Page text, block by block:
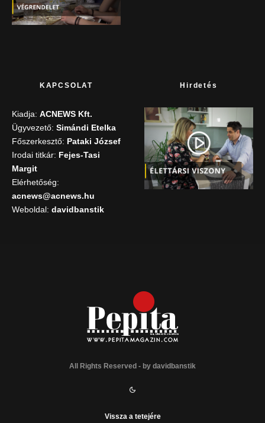
KAPCSOLAT
Kiadja: ACNEWS Kft.
Ügyvezető: Simándi Etelka
Főszerkesztő: Pataki József
Irodai titkár: Fejes-Tasi
Margit
Elérhetőség:
acnews@acnews.hu
Weboldal: davidbanstik
Hirdetés
All Rights Reserved - by davidbanstik
Vissza a tetejére